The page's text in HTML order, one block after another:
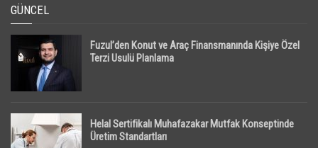
GÜNCEL
Fuzul’den Konut ve Araç Finansmanında Kişiye Özel
Terzi Usulü Planlama
Helal Sertifikalı Muhafazakar Mutfak Konseptinde
Üretim Standartları